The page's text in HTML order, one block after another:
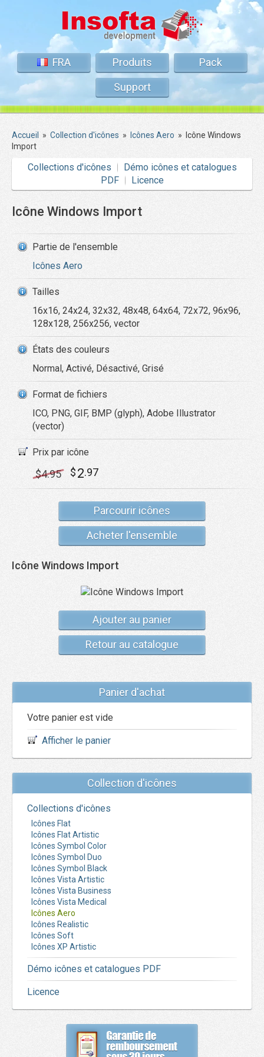
FRA Produits
Pack
Support
Accueil » Collection d'icônes » Icônes Aero »
Icône Windows
Import
Collections d'icônes
Démo icônes et catalogues
PDF
Licence
Icône Windows Import
Partie de l'ensemble
Icônes Aero
Tailles
16x16, 24x24, 32x32, 48x48, 64x64, 72x72, 96x96,
128x128, 256x256, vector
États des couleurs
Normal, Activé, Désactivé, Grisé
Format de fichiers
ICO, PNG, GIF, BMP (glyph), Adobe Illustrator
(vector)
Prix par icône
$4.95 $2.97
Parcourir icônes
Acheter l'ensemble
Icône Windows Import
Ajouter au panier
Retour au catalogue
Panier d'achat
Votre panier est vide
Afficher le panier
Collection d'icônes
Collections d'icônes
Icônes Flat
Icônes Flat Artistic
Icônes Symbol Color
Icônes Symbol Duo
Icônes Symbol Black
Icônes Vista Artistic
Icônes Vista Business
Icônes Vista Medical
Icônes Aero
Icônes Realistic
Icônes Soft
Icônes XP Artistic
Démo icônes et catalogues PDF
Licence